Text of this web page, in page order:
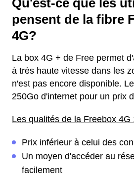
Qu'est-ce que les
pensent de la fibre
4G?
La box 4G + de Free permet
à très haute vitesse dans les
n'est pas encore disponible.
250Go d'internet pour un prix
Les qualités de la Freebox 4G
Prix inférieur à celui des
Un moyen d'accéder au
facilement